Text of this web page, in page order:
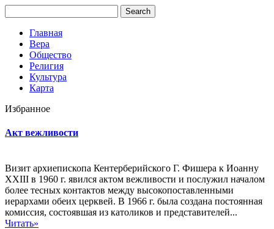
Главная
Вера
Общество
Религия
Культура
Карта
Избранное
Акт вежливости
Визит архиепископа Кентерберийского Г. Фишера к Иоанну
XXIII в 1960 г. явился актом вежливости и послужил началом
более тесных контактов между высокопоставленными
иерархами обеих церквей. В 1966 г. была создана постоянная
комиссия, состоявшая из католиков и представителей...
Читать»